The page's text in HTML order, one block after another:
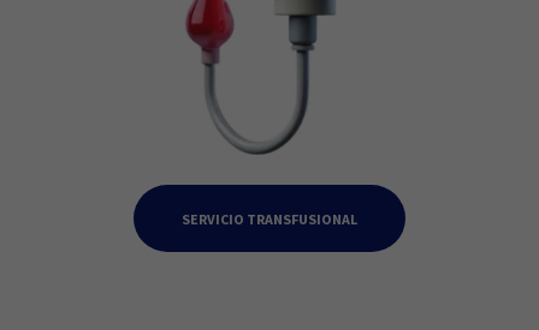
SERVICIO TRANSFUSIONAL